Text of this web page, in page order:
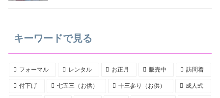
キーワードで見る
フォーマル レンタル お正月 販売中 訪問着
付下げ 七五三（お供） 十三参り（お供） 成人式